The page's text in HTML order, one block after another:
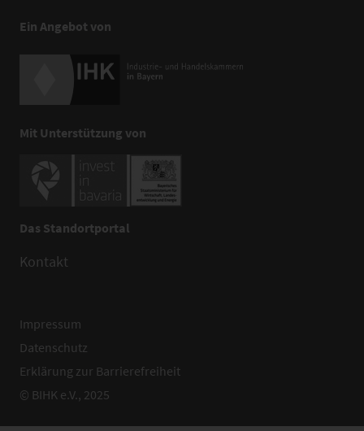
Ein Angebot von
Mit Unterstützung von
Das Standortportal
Kontakt
Impressum
Datenschutz
Erklärung zur Barrierefreiheit
© BIHK e.V., 2025